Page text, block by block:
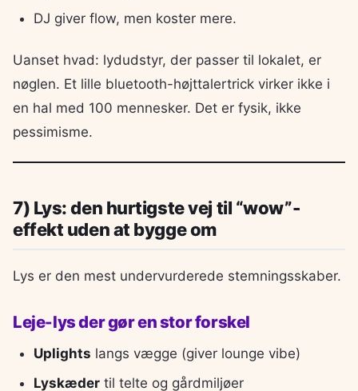
DJ giver flow, men koster mere.
Uanset hvad: lydudstyr, der passer til lokalet, er
nøglen. Et lille bluetooth-højttalertrick virker ikke i
en hal med 100 mennesker. Det er fysik, ikke
pessimisme.
7) Lys: den hurtigste vej til “wow”-
effekt uden at bygge om
Lys er den mest undervurderede stemningsskaber.
Leje-lys der gør en stor forskel
Uplights langs vægge (giver lounge vibe)
Lyskædertil telte og gårdmiljøer